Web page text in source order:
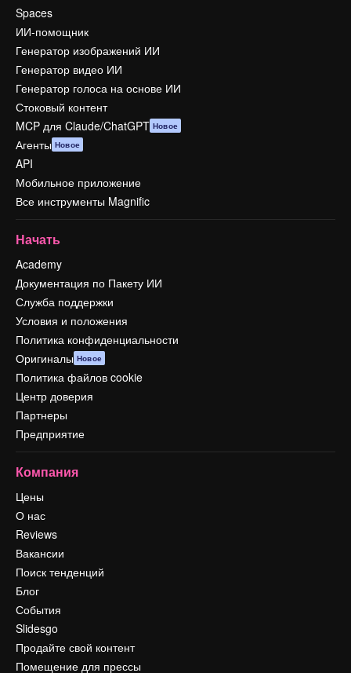
Spaces
ИИ-помощник
Генератор изображений ИИ
Генератор видео ИИ
Генератор голоса на основе ИИ
Стоковый контент
MCP для Claude/ChatGPT Новое
Агенты Новое
API
Мобильное приложение
Все инструменты Magnific
Начать
Academy
Документация по Пакету ИИ
Служба поддержки
Условия и положения
Политика конфиденциальности
Оригиналы Новое
Политика файлов cookie
Центр доверия
Партнеры
Предприятие
Компания
Цены
О нас
Reviews
Вакансии
Поиск тенденций
Блог
События
Slidesgo
Продайте свой контент
Помещение для прессы